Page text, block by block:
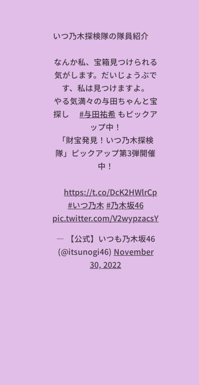
いつ乃木探検隊の隊員紹介🤠
なんか私、宝箱見つけられる
気がします。だいじょうぶで
す、私は見つけますよ。
やる気満々の与田ちゃんと宝
探し🎒#与田祐希 もピックア
ップ中！
「財宝発見！いつ乃木探検
隊」ピックアップ第3弾開催
中！
https://t.co/DcK2HWlrCp
#いつ乃木 #乃木坂46
pic.twitter.com/V2wypzacsY
— 【公式】いつも乃木坂46
(@itsunogi46) November
30, 2022